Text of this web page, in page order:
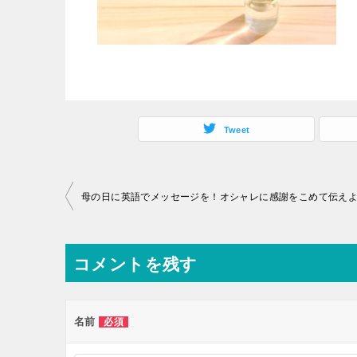
Tweet
投
ナ
ビ
ー
母の日に英語でメッセージを！オシャレに感謝をこめて伝えよ
コメントを残す
名前 必須